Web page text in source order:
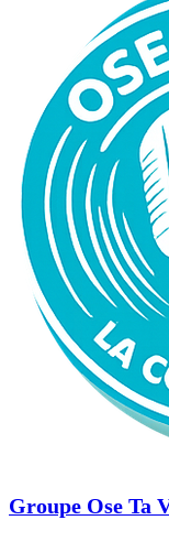
Groupe Ose Ta